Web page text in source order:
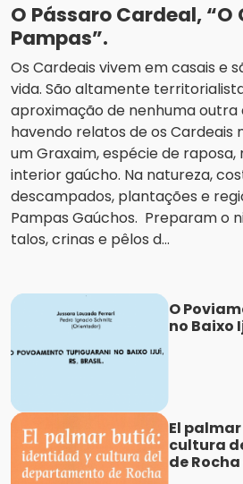
O Pássaro Cardeal, “O
Pampas”.
Os Cardeais vivem em casais e
vida. São altamente
aproximação de nenhuma outra
havendo relatos de os
um Graxaim, espécie de
interior gaúcho. Na natureza,
descampados, plantações e
Pampas Gaúchos. Preparam o
talos, crinas e pêlos d...
O
no Baixo
El
cultura
de